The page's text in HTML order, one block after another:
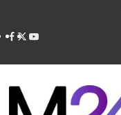
contenido